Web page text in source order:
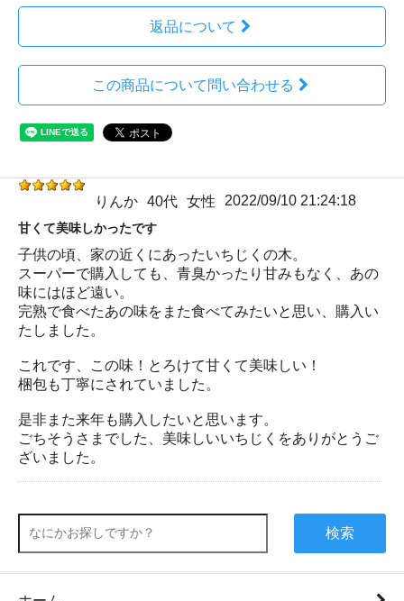
返品について
この商品について問い合わせる
りんか 40代 女性 2022/09/10 21:24:18
甘くて美味しかったです
子供の頃、家の近くにあったいちじくの木。
スーパーで購入しても、青臭かったり甘みもなく、あの
味にはほど遠い。
完熟で食べたあの味をまた食べてみたいと思い、購入い
たしました。
これです、この味！とろけて甘くて美味しい！
梱包も丁寧にされていました。
是非また来年も購入したいと思います。
ごちそうさまでした、美味しいいちじくをありがとうご
ざいました。
検索